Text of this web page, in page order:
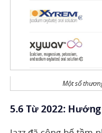
Một số
5.6 Từ 2022: